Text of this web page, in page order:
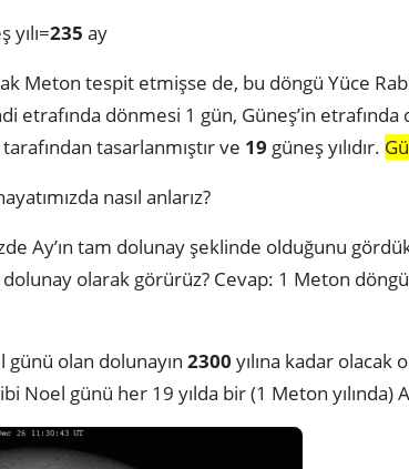
yılı=235 ay
Meton tespit etmişse de, bu döngü Yüce
etrafında dönmesi 1 gün, Güneş’in
tasarlanmıştır ve 19 güneş yılıdır.
nasıl anlarız?
Ay’ın tam dolunay şeklinde olduğunu
olarak görürüz? Cevap: 1 Meton
günü olan dolunayın 2300 yılına kadar
Noel günü her 19 yılda bir (1 Meton yılında)